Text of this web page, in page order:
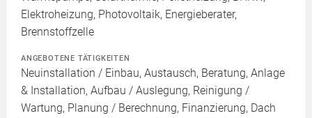
Elektroheizung, Photovoltaik, Energieberater,
Brennstoffzelle
ANGEBOTENE TÄTIGKEITEN
Neuinstallation / Einbau, Austausch, Beratung, Anlage
& Installation, Aufbau / Auslegung, Reinigung /
Wartung, Planung / Berechnung, Finanzierung, Dach